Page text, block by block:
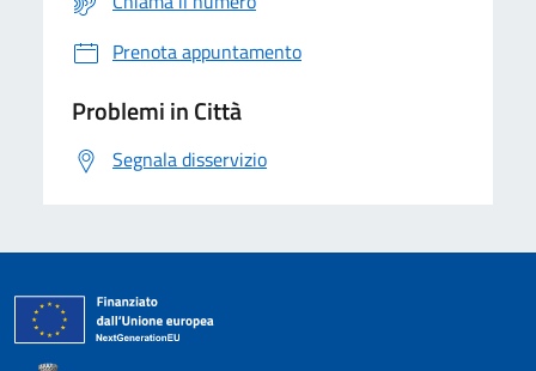
Prenota appuntamento
Problemi in Città
Segnala disservizio